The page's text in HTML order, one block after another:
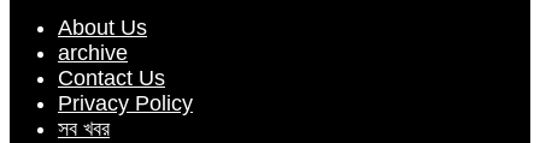
About Us
archive
Contact Us
Privacy Policy
সব খবর